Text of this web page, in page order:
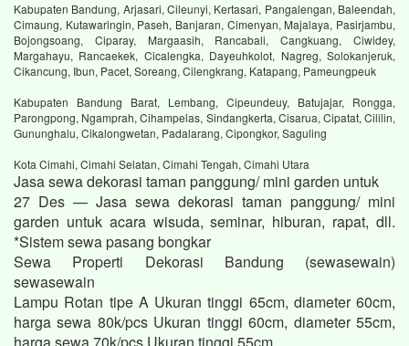
Kabupaten Bandung, Arjasari, Cileunyi, Kertasari, Pangalengan, Baleendah,
Cimaung, Kutawaringin, Paseh, Banjaran, Cimenyan, Majalaya, Pasirjambu,
Bojongsoang, Ciparay, Margaasih, Rancabali, Cangkuang, Ciwidey,
Margahayu, Rancaekek, Cicalengka, Dayeuhkolot, Nagreg, Solokanjeruk,
Cikancung, Ibun, Pacet, Soreang, Cilengkrang, Katapang, Pameungpeuk
Kabupaten Bandung Barat, Lembang, Cipeundeuy, Batujajar, Rongga,
Parongpong, Ngamprah, Cihampelas, Sindangkerta, Cisarua, Cipatat, Cililin,
Gununghalu, Cikalongwetan, Padalarang, Cipongkor, Saguling
Kota Cimahi, Cimahi Selatan, Cimahi Tengah, Cimahi Utara
Jasa sewa dekorasi taman panggung/ mini garden untuk
27 Des — Jasa sewa dekorasi taman panggung/ mini
garden untuk acara wisuda, seminar, hiburan, rapat, dll.
*Sistem sewa pasang bongkar
Sewa Properti Dekorasi Bandung (sewasewain)
sewasewain
Lampu Rotan tipe A Ukuran tinggi 65cm, diameter 60cm,
harga sewa 80k/pcs Ukuran tinggi 60cm, diameter 55cm,